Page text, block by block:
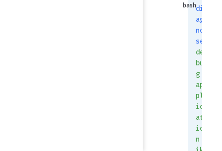
di
ag
no
se
de
bu
g
ap
pl
ic
at
io
n